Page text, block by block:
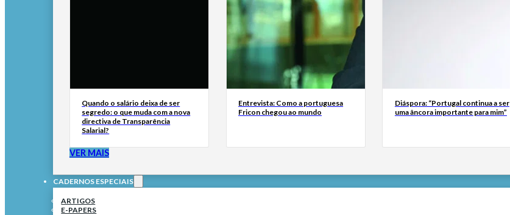
Quando o salário deixa de ser
segredo: o que muda com a nova
directiva de Transparência
Salarial?
Entrevista: Como a portuguesa
Fricon chegou ao mundo
Diáspora: “Portugal continua a ser
uma âncora importante para mim”
VER MAIS
CADERNOS ESPECIAIS
ARTIGOS
E-PAPERS